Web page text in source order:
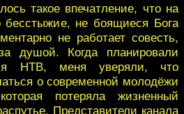
такое впечатление, что на
бесстыжие, не боящиеся Бога
не работает совесть,
душой. Когда планировали
НТВ, меня уверяли, что
о современной молодёжи
потеряла жизненный
Представители канала